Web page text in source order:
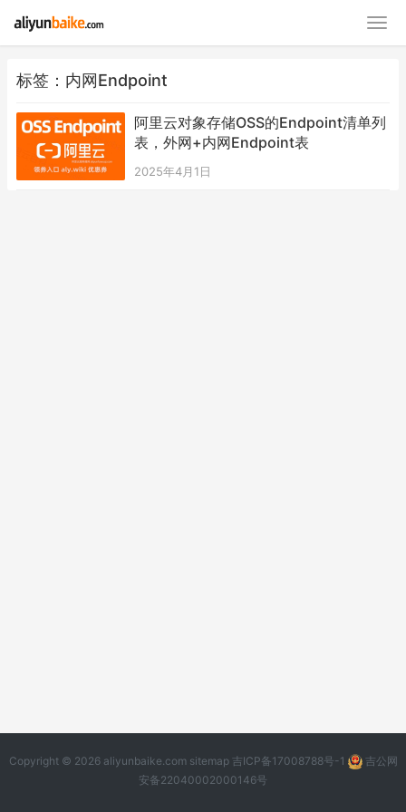
标签：内网Endpoint
阿里云对象存储OSS的Endpoint清单列
表，外网+内网Endpoint表
2025年4月1日
Copyright © 2026 aliyunbaike.com sitemap 吉ICP备17008788号-1
吉公网
安备22040002000146号